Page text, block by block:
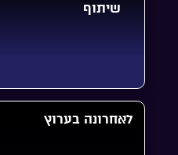
שיתוף
לאחרונה בערוץ